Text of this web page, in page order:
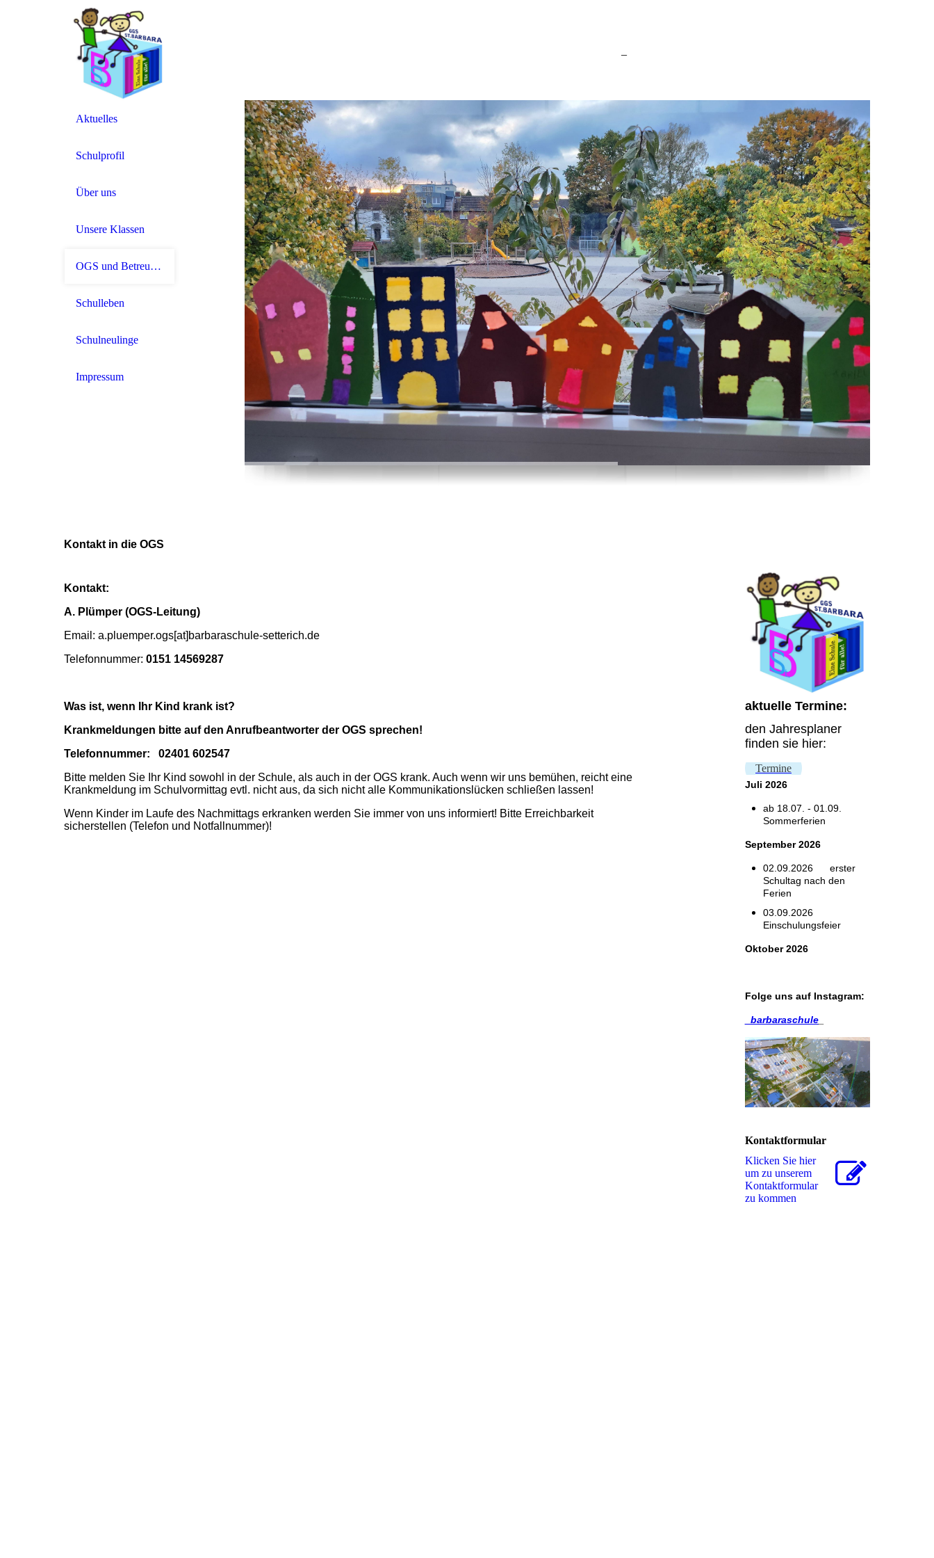
–
Aktuelles
Schulprofil
Über uns
Unsere Klassen
OGS und Betreuung
Schulleben
Schulneulinge
Impressum
Kontakt in die OGS
Kontakt:
A. Plümper (OGS-Leitung)
Email: a.pluemper.ogs[at]barbaraschule-setterich.de
Telefonnummer: 0151 14569287
Was ist, wenn Ihr Kind krank ist?
Krankmeldungen bitte auf den Anrufbeantworter der OGS sprechen!
Telefonnummer: 02401 602547
Bitte melden Sie Ihr Kind sowohl in der Schule, als auch in der OGS krank. Auch wenn wir uns bemühen, reicht eine
Krankmeldung im Schulvormittag evtl. nicht aus, da sich nicht alle Kommunikationslücken schließen lassen!
Wenn Kinder im Laufe des Nachmittags erkranken werden Sie immer von uns informiert! Bitte Erreichbarkeit
sicherstellen (Telefon und Notfallnummer)!
aktuelle Termine:
den Jahresplaner
finden sie hier:
Termine
Juli 2026
ab 18.07. - 01.09.
Sommerferien
September 2026
02.09.2026
erster
Schultag nach den
Ferien
03.09.2026
Einschulungsfeier
Oktober 2026
Folge uns auf Instagram:
_barbaraschule
Kontaktformular
Klicken Sie hier
um zu unserem
Kon­takt­for­mu­lar
zu kommen